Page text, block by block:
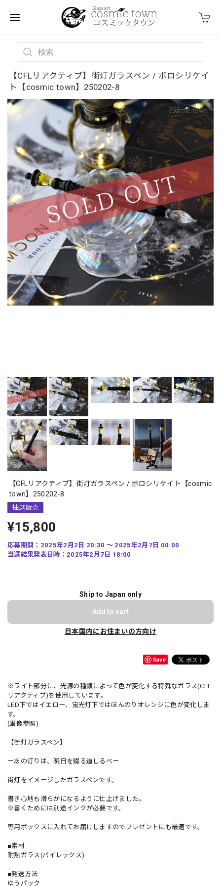
【CFLリアクティブ】街灯ガラスペン / ボロシリケイ
ト【cosmic town】250202-8
【CFLリアクティブ】街灯ガラスペン / ボロシリケイト【cosmic
town】250202-8
抽選販売
¥15,800
応募期間：2025年2月2日 20:30 〜 2025年2月7日 00:00
当選結果発表日時：2025年2月7日 18:00
Ship to Japan only
Add to cart
日本国内にお住まいの方向け
Save
※ライト部分に、光源の種類によって色が変化する特殊なガラス(CFL
リアクティブ)を使用しています。
LED下ではイエロー、蛍光灯下ではほんのりオレンジに色が変化しま
す。
(画像参照)
【街灯ガラスペン】
ーあの灯りは、明日を綴る道しるべー
街灯をイメージしたガラスペンです。
書き心地も滑らかになるように仕上げました。
※書くためには別途インクが必要です。
専用ボックスに入れてお届けしますのでプレゼントにも最適です。
■素材
耐熱ガラス(パイレックス)
■発送方法
ゆうパック